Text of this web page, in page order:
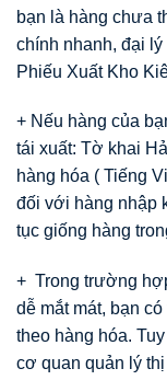
bạn là hàng chưa
chính nhanh, đại
Phiếu Xuất Kho
+ Nếu hàng của
tái xuất: Tờ khai
hàng hóa ( Tiếng
đối với hàng nhập
tục giống hàng
+ Trong trường
dễ mắt mát, bạn
theo hàng hóa.
cơ quan quản lý